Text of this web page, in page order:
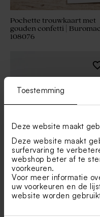
Toestemming
Deze website maakt
Deze website maakt
surfervaring te
webshop beter af te
voorkeuren.
Voor meer informatie
uw voorkeuren en de
website worden
Pochette trouwkaart met
gouden confetti | Buromac
108076
Pochette trouwkaart zwart
met trendy gouden motief |
Buromac 108066